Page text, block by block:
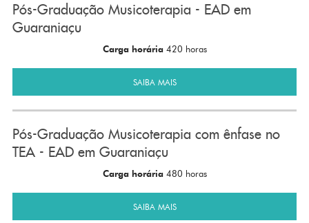
Pós-Graduação Musicoterapia - EAD em
Guaraniaçu
Carga horária 420 horas
SAIBA MAIS
Pós-Graduação Musicoterapia com ênfase no
TEA - EAD em Guaraniaçu
Carga horária 480 horas
SAIBA MAIS